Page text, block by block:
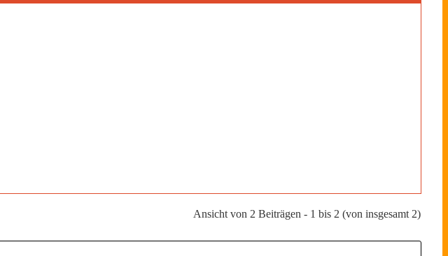
Ansicht von 2 Beiträgen - 1 bis 2 (von insgesamt 2)